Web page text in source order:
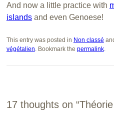
And now a little practice with
islands and even Genoese!
This entry was posted in Non classé
végétalien . Bookmark the permalink.
Post
17 thoughts on “